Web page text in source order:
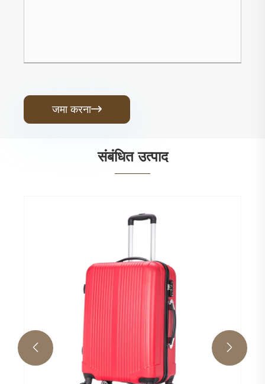
जमा करना
संबंधित उत्पाद
 